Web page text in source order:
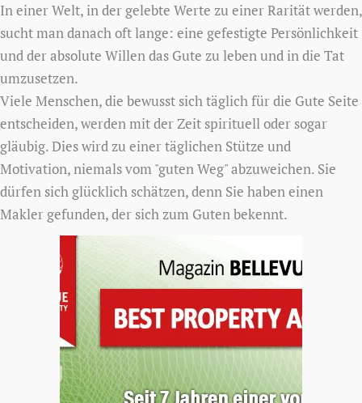
In einer Welt, in der gelebte Werte zu einer Rarität werden,
sucht man danach oft lange: eine gefestigte Persönlichkeit
und der absolute Willen das Gute zu leben und in die Tat
umzusetzen.
Viele Menschen, die bewusst sich täglich für die Gute Seite
entscheiden, werden mit der Zeit spirituell oder sogar
gläubig. Dies wird zu einer täglichen Stütze und
Motivation, niemals vom "guten Weg" abzuweichen. Sie
dürfen sich glücklich schätzen, denn Sie haben einen
Makler gefunden, der sich zum Guten bekennt.